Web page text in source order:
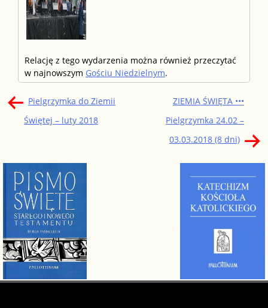
Relację z tego wydarzenia można również przeczytać
w najnowszym Gościu Niedzielnym.
Nawigacja
wpisu
Pielgrzymka do Ziemii
Świętej – luty 2018
ZIEMIA ŚWIĘTA •••
Pielgrzymka 24.02 –
03.03.2018 (8 dni)